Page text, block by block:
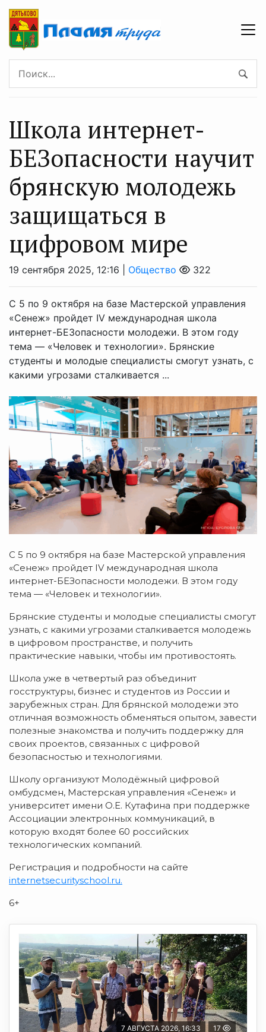
Школа интернет-
БЕЗопасности научит
брянскую молодежь
защищаться в
цифровом мире
19 сентября 2025, 12:16 | Общество 322
С 5 по 9 октября на базе Мастерской управления
«Сенеж» пройдет IV международная школа
интернет-БЕЗопасности молодежи. В этом году
тема — «Человек и технологии». Брянские
студенты и молодые специалисты смогут узнать, с
какими угрозами сталкивается ...
С 5 по 9 октября на базе Мастерской управления
«Сенеж» пройдет IV международная школа
интернет-БЕЗопасности молодежи. В этом году
тема — «Человек и технологии».
Брянские студенты и молодые специалисты смогут
узнать, с какими угрозами сталкивается молодежь
в цифровом пространстве, и получить
практические навыки, чтобы им противостоять.
Школа уже в четвертый раз объединит
госструктуры, бизнес и студентов из России и
зарубежных стран. Для брянской молодежи это
отличная возможность обменяться опытом, завести
полезные знакомства и получить поддержку для
своих проектов, связанных с цифровой
безопасностью и технологиями.
Школу организуют Молодёжный цифровой
омбудсмен, Мастерская управления «Сенеж» и
университет имени О.Е. Кутафина при поддержке
Ассоциации электронных коммуникаций, в
которую входят более 60 российских
технологических компаний.
Регистрация и подробности на сайте
internetsecurityschool.ru.
6+
7 АВГУСТА 2026, 16:33 17